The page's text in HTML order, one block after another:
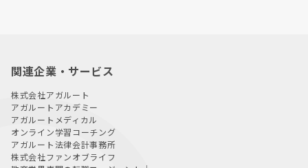
関連企業・サービス
株式会社アガルート
アガルートアカデミー
アガルートメディカル
オンライン学習コーチング
アガルート法律会計事務所
株式会社ファンオブライフ